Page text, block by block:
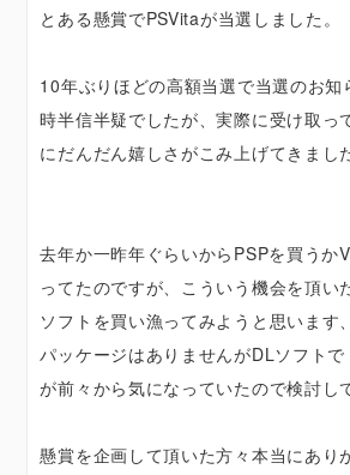
とある懸賞でPSVitaが当選しました。
10年ぶりほどの高額当選で当選のお知
時半信半疑でしたが、実際に受け取っ
にだんだん嬉しさがこみ上げてきまし
去年か一昨年ぐらいからPSPを買うか
ってたのですが、こういう機会を頂い
ソフトを買い漁ってみようと思います
パッケージはありませんがDLソフトで
が前々から気になっていたので検討し
懸賞を企画して頂いた方々本当にあり